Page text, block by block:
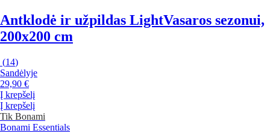
Antklodė ir užpildas LightVasaros sezonui,
200x200 cm
(14)
Sandėlyje
29,90 €
Į krepšelį
Į krepšelį
Tik Bonami
Bonami Essentials